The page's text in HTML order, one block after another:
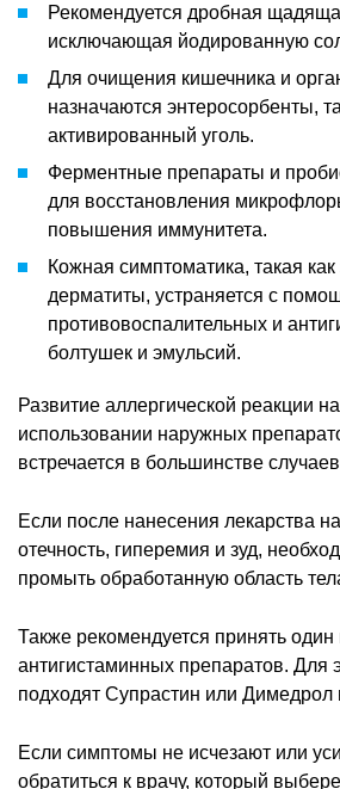
Рекомендуется дробная
исключающая йодированную
Для очищения кишечника и
назначаются энтеросорбенты,
активированный уголь.
Ферментные препараты и
для восстановления
повышения иммунитета.
Кожная симптоматика, такая как
дерматиты, устраняется с
противовоспалительных и
болтушек и эмульсий.
Развитие аллергической реакции
использовании наружных
встречается в большинстве
Если после нанесения лекарства
отечность, гиперемия и зуд,
промыть обработанную область
Также рекомендуется принять один
антигистаминных препаратов. Для
подходят Супрастин или Димедрол
Если симптомы не исчезают или
обратиться к врачу, который